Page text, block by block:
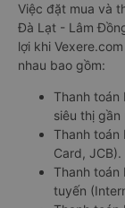
Việc đặt mua và
Đà Lạt - Lâm
lợi khi
nhau bao gồm:
Thanh toán
siêu thị gần
Thanh toán
Card, JCB).
Thanh toán
tuyến